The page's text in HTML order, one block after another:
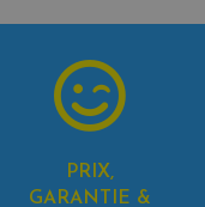
PRIX,
GARANTIE &